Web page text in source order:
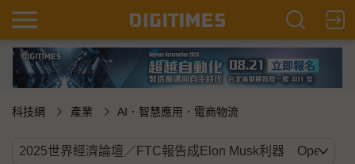
科技網 產業 AI．智慧應用．電商物流